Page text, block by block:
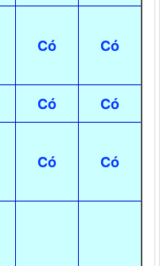
Có Có
Có
Có
Có Có